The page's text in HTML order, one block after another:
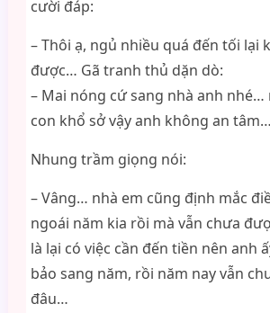
cười đáp:
– Thôi ạ, ngủ nhiều quá đến tối lại
được… Gã tranh thủ dặn dò:
– Mai nóng cứ sang nhà anh nhé…
con khổ sở vậy anh không an tâm…
Nhung trầm giọng nói:
– Vâng… nhà em cũng định mắc
ngoái năm kia rồi mà vẫn chưa
là lại có việc cần đến tiền nên anh
bảo sang năm, rồi năm nay vẫn
đâu…